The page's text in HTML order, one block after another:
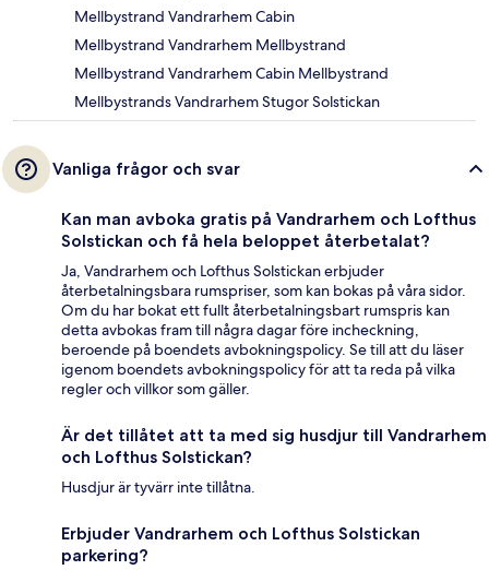
Mellbystrand Vandrarhem Cabin
Mellbystrand Vandrarhem Mellbystrand
Mellbystrand Vandrarhem Cabin Mellbystrand
Mellbystrands Vandrarhem Stugor Solstickan
Vanliga frågor och svar
Kan man avboka gratis på Vandrarhem och Lofthus
Solstickan och få hela beloppet återbetalat?
Ja, Vandrarhem och Lofthus Solstickan erbjuder
återbetalningsbara rumspriser, som kan bokas på våra sidor.
Om du har bokat ett fullt återbetalningsbart rumspris kan
detta avbokas fram till några dagar före incheckning,
beroende på boendets avbokningspolicy. Se till att du läser
igenom boendets avbokningspolicy för att ta reda på vilka
regler och villkor som gäller.
Är det tillåtet att ta med sig husdjur till Vandrarhem
och Lofthus Solstickan?
Husdjur är tyvärr inte tillåtna.
Erbjuder Vandrarhem och Lofthus Solstickan
parkering?